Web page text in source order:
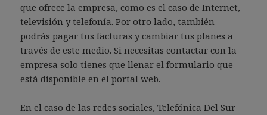
que ofrece la empresa, como es el caso de Internet,
televisión y telefonía. Por otro lado, también
podrás pagar tus facturas y cambiar tus planes a
través de este medio. Si necesitas contactar con la
empresa solo tienes que llenar el formulario que
está disponible en el portal web.
En el caso de las redes sociales, Telefónica Del Sur